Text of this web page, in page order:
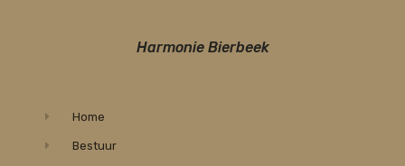
Harmonie Bierbeek
Home
Bestuur